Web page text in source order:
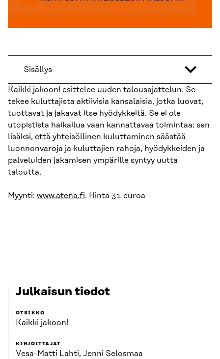
Sisällys
Kaikki jakoon! esittelee uuden talousajattelun. Se
tekee kuluttajista aktiivisia kansalaisia, jotka luovat,
tuottavat ja jakavat itse hyödykkeitä. Se ei ole
utopistista haikailua vaan kannattavaa toimintaa: sen
lisäksi, että yhteisöllinen kuluttaminen säästää
luonnonvaroja ja kuluttajien rahoja, hyödykkeiden ja
palveluiden jakamisen ympärille syntyy uutta
taloutta.
Myynti: www.atena.fi. Hinta 31 euroa
Julkaisun tiedot
OTSIKKO
Kaikki jakoon!
KIRJOITTAJAT
Vesa-Matti Lahti, Jenni Selosmaa